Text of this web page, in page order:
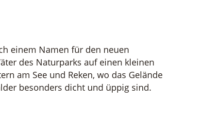
einem Namen für den neuen
des Naturparks auf einen kleinen
am See und Reken, wo das Gelände
besonders dicht und üppig sind.